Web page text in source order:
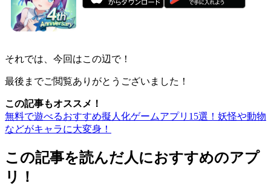
それでは、今回はこの辺で！
最後までご閲覧ありがとうございました！
この記事もオススメ！
無料で遊べるおすすめ擬人化ゲームアプリ15選！妖怪や動物
などがキャラに大変身！
この記事を読んだ人におすすめのアプ
リ！